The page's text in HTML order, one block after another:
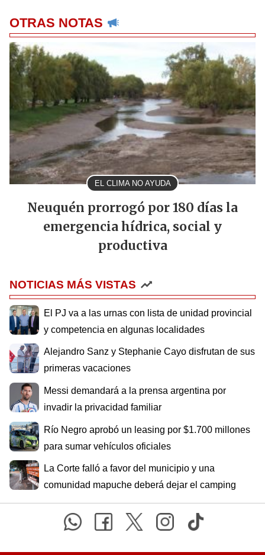
OTRAS NOTAS
EL CLIMA NO AYUDA
Neuquén prorrogó por 180 días la
emergencia hídrica, social y
productiva
NOTICIAS MÁS VISTAS
El PJ va a las urnas con lista de unidad provincial
y competencia en algunas localidades
Alejandro Sanz y Stephanie Cayo disfrutan de sus
primeras vacaciones
Messi demandará a la prensa argentina por
invadir la privacidad familiar
Río Negro aprobó un leasing por $1.700 millones
para sumar vehículos oficiales
La Corte falló a favor del municipio y una
comunidad mapuche deberá dejar el camping